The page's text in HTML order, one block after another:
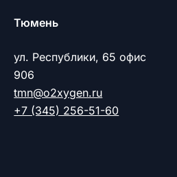
Тюмень
ул. Республики, 65 офис
906
tmn@o2xygen.ru
+7 (345) 256-51-60